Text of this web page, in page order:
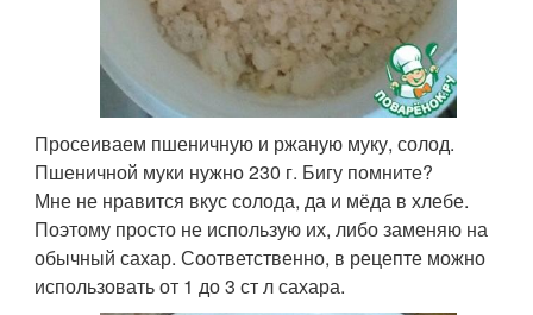
Просеиваем пшеничную и ржаную муку, солод.
Пшеничной муки нужно 230 г. Бигу помните?
Мне не нравится вкус солода, да и мёда в хлебе.
Поэтому просто не использую их, либо заменяю на
обычный сахар. Соответственно, в рецепте можно
использовать от 1 до 3 ст л сахара.